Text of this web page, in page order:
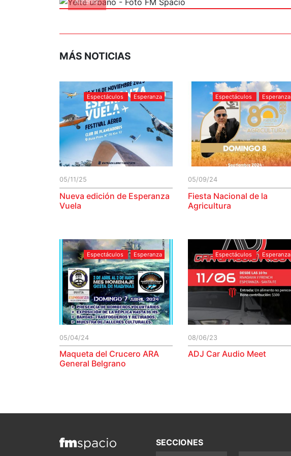
MÁS NOTICIAS
Espectáculos Esperanza
05/11/25
Nueva edición de Esperanza
Vuela
Espectáculos Esperanza
05/09/24
Fiesta Nacional de la
Agricultura
Espectáculos Esperanza
05/04/24
Maqueta del Crucero ARA
General Belgrano
Espectáculos Esperanza
08/06/23
ADJ Car Audio Meet
SECCIONES